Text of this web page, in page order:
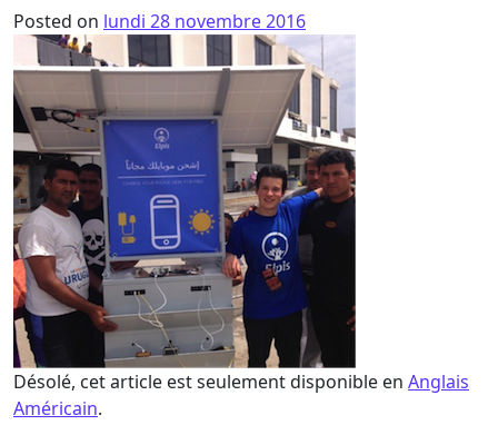
Posted on lundi 28 novembre 2016
Désolé, cet article est seulement disponible en Anglais
Américain.